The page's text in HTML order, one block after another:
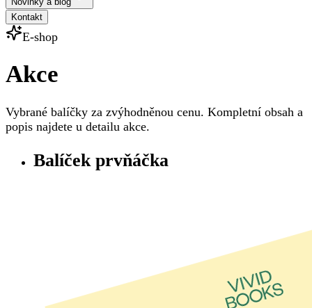
Kontakt
E-shop
Akce
Vybrané balíčky za zvýhodněnou cenu. Kompletní obsah a
popis najdete u detailu akce.
Balíček prvňáčka